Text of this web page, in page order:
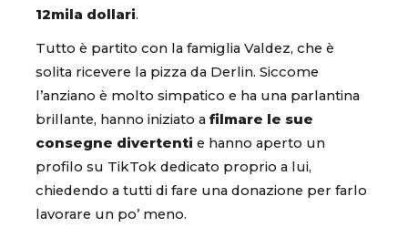
12mila dollari.
Tutto è partito con la famiglia Valdez, che è
solita ricevere la pizza da Derlin. Siccome
l’anziano è molto simpatico e ha una parlantina
brillante, hanno iniziato a filmare le sue
consegne divertenti e hanno aperto un
profilo su TikTok dedicato proprio a lui,
chiedendo a tutti di fare una donazione per farlo
lavorare un po’ meno.